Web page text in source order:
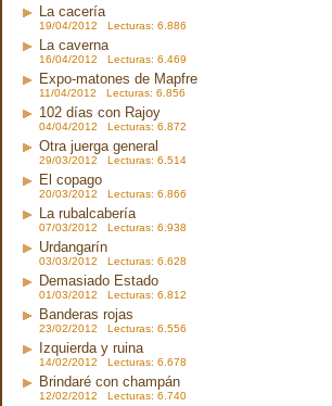
La cacería
19/04/2012 Lecturas: 6.886
La caverna
16/04/2012 Lecturas: 6.469
Expo-matones de Mapfre
11/04/2012 Lecturas: 6.856
102 días con Rajoy
04/04/2012 Lecturas: 6.872
Otra juerga general
29/03/2012 Lecturas: 6.514
El copago
20/03/2012 Lecturas: 6.866
La rubalcabería
07/03/2012 Lecturas: 6.938
Urdangarín
03/03/2012 Lecturas: 6.628
Demasiado Estado
01/03/2012 Lecturas: 6.812
Banderas rojas
23/02/2012 Lecturas: 6.556
Izquierda y ruina
14/02/2012 Lecturas: 6.678
Brindaré con champán
12/02/2012 Lecturas: 6.740